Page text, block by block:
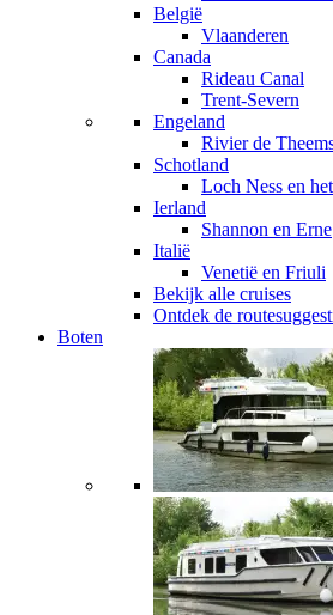
België
Vlaanderen
Canada
Rideau Canal
Trent-Severn
Engeland
Rivier de
Schotland
Loch Ness en
Ierland
Shannon en Erne
Italië
Venetië en Friuli
Bekijk alle cruises
Ontdek de
Boten